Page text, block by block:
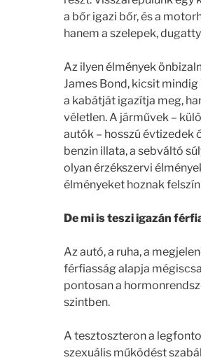
a bőr igazi bőr, és a
hanem a szelepek,
Az ilyen élmények
James Bond, kicsit
a kabátját igazítja meg,
véletlen. A járművek –
autók – hosszú évtizedek
benzin illata, a sebváltó
olyan érzékszervi
élményeket hoznak
De mi is teszi igazán
Az autó, a ruha, a
férfiasság alapja
pontosan a
szintben.
A tesztoszteron a
szexuális működést